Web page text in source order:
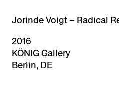
Jorinde Voigt – Radical
2016
KÖNIG Gallery
Berlin, DE